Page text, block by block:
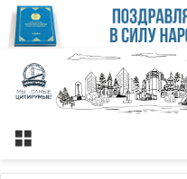
Меню